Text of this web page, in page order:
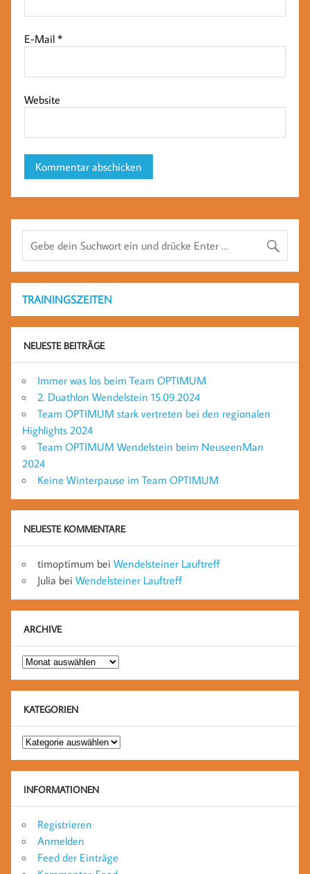
E-Mail*
Website
TRAININGSZEITEN
NEUESTE BEITRÄGE
Immer was los beim Team OPTIMUM
2. Duathlon Wendelstein 15.09.2024
Team OPTIMUM stark vertreten bei den regionalen
Highlights 2024
Team OPTIMUM Wendelstein beim NeuseenMan
2024
Keine Winterpause im Team OPTIMUM
NEUESTE KOMMENTARE
timoptimum bei Wendelsteiner Lauftreff
Julia bei Wendelsteiner Lauftreff
ARCHIVE
Archive
KATEGORIEN
Kategorien
INFORMATIONEN
Registrieren
Anmelden
Feed der Einträge